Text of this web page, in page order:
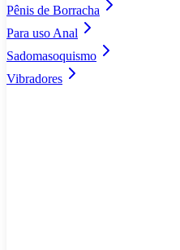
Pênis de Borracha
Para uso Anal
Sadomasoquismo
Vibradores